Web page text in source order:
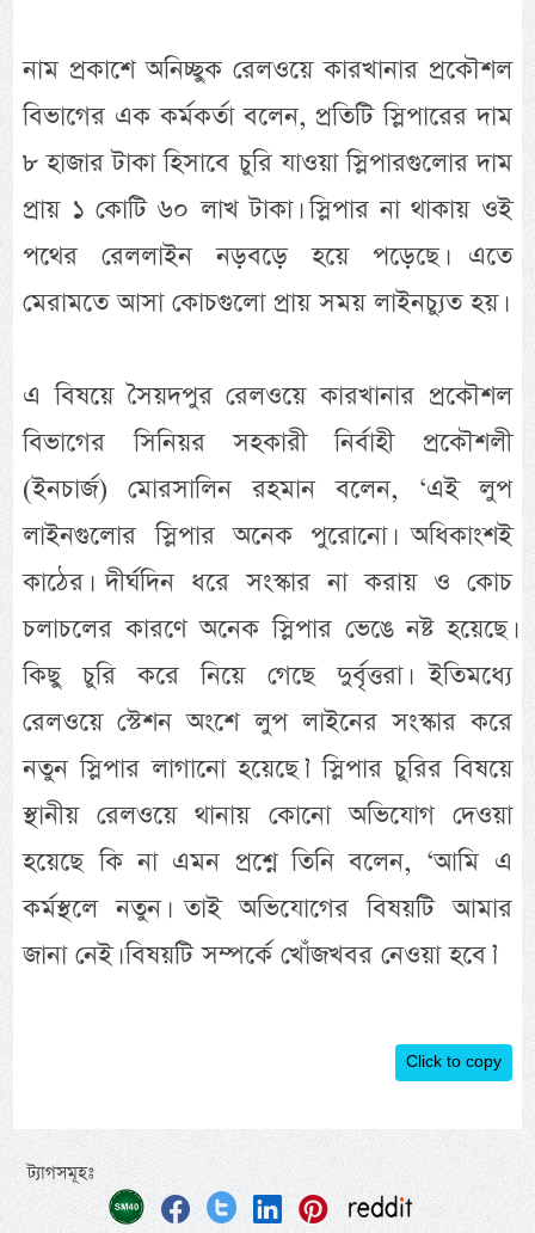
নাম প্রকাশে অনিচ্ছুক রেলওয়ে কারখানার প্রকৌশল
বিভাগের এক কর্মকর্তা বলেন, প্রতিটি স্লিপারের দাম
৮ হাজার টাকা হিসাবে চুরি যাওয়া স্লিপারগুলোর দাম
প্রায় ১ কোটি ৬০ লাখ টাকা। স্লিপার না থাকায় ওই
পথের রেললাইন নড়বড়ে হয়ে পড়েছে। এতে
মেরামতে আসা কোচগুলো প্রায় সময় লাইনচ্যুত হয়।
এ বিষয়ে সৈয়দপুর রেলওয়ে কারখানার প্রকৌশল
বিভাগের সিনিয়র সহকারী নির্বাহী প্রকৌশলী
(ইনচার্জ) মোরসালিন রহমান বলেন, ‘এই লুপ
লাইনগুলোর স্লিপার অনেক পুরোনো। অধিকাংশই
কাঠের। দীর্ঘদিন ধরে সংস্কার না করায় ও কোচ
চলাচলের কারণে অনেক স্লিপার ভেঙে নষ্ট হয়েছে।
কিছু চুরি করে নিয়ে গেছে দুর্বৃত্তরা। ইতিমধ্যে
রেলওয়ে স্টেশন অংশে লুপ লাইনের সংস্কার করে
নতুন স্লিপার লাগানো হয়েছে।’ স্লিপার চুরির বিষয়ে
স্থানীয় রেলওয়ে থানায় কোনো অভিযোগ দেওয়া
হয়েছে কি না এমন প্রশ্নে তিনি বলেন, ‘আমি এ
কর্মস্থলে নতুন। তাই অভিযোগের বিষয়টি আমার
জানা নেই। বিষয়টি সম্পর্কে খোঁজখবর নেওয়া হবে।’
Click to copy
ট্যাগসমূহঃ